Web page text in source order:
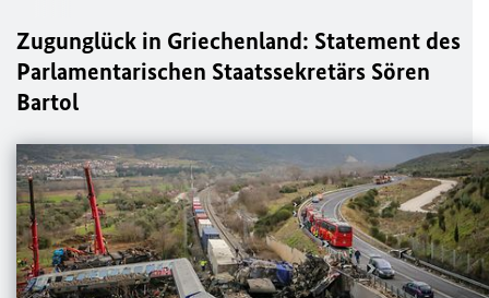
Zugunglück in Griechenland: Statement des
Parlamentarischen Staatssekretärs Sören
Bartol